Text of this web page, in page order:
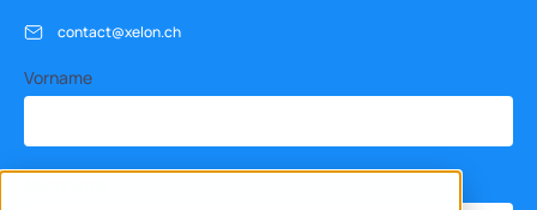
contact@xelon.ch
Vorname